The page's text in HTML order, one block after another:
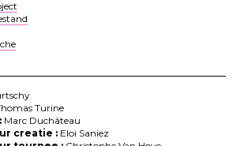
Turine
Marc Duchâteau
creatie :Eloi Saniez